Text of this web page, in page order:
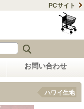
PCサイト
お問い合わせ
ハワイ生地